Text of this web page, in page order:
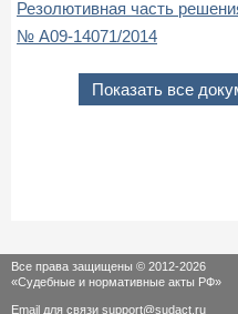
Резолютивная часть
№ А09-14071/2014
Показать все
Все права защищены © 2012-2026
«Судебные и нормативные акты РФ»
Email для связи support@sudact.ru